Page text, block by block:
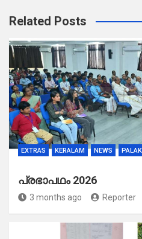
Related Posts
EXTRAS KERALAM NEWS
പ്രഭാപഥം 2026
3 months ago Reporter